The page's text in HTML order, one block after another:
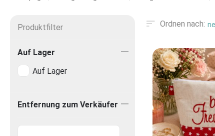
Ordnen nach:
Produktfilter
Auf Lager
Auf Lager
Entfernung zum Verkäufer